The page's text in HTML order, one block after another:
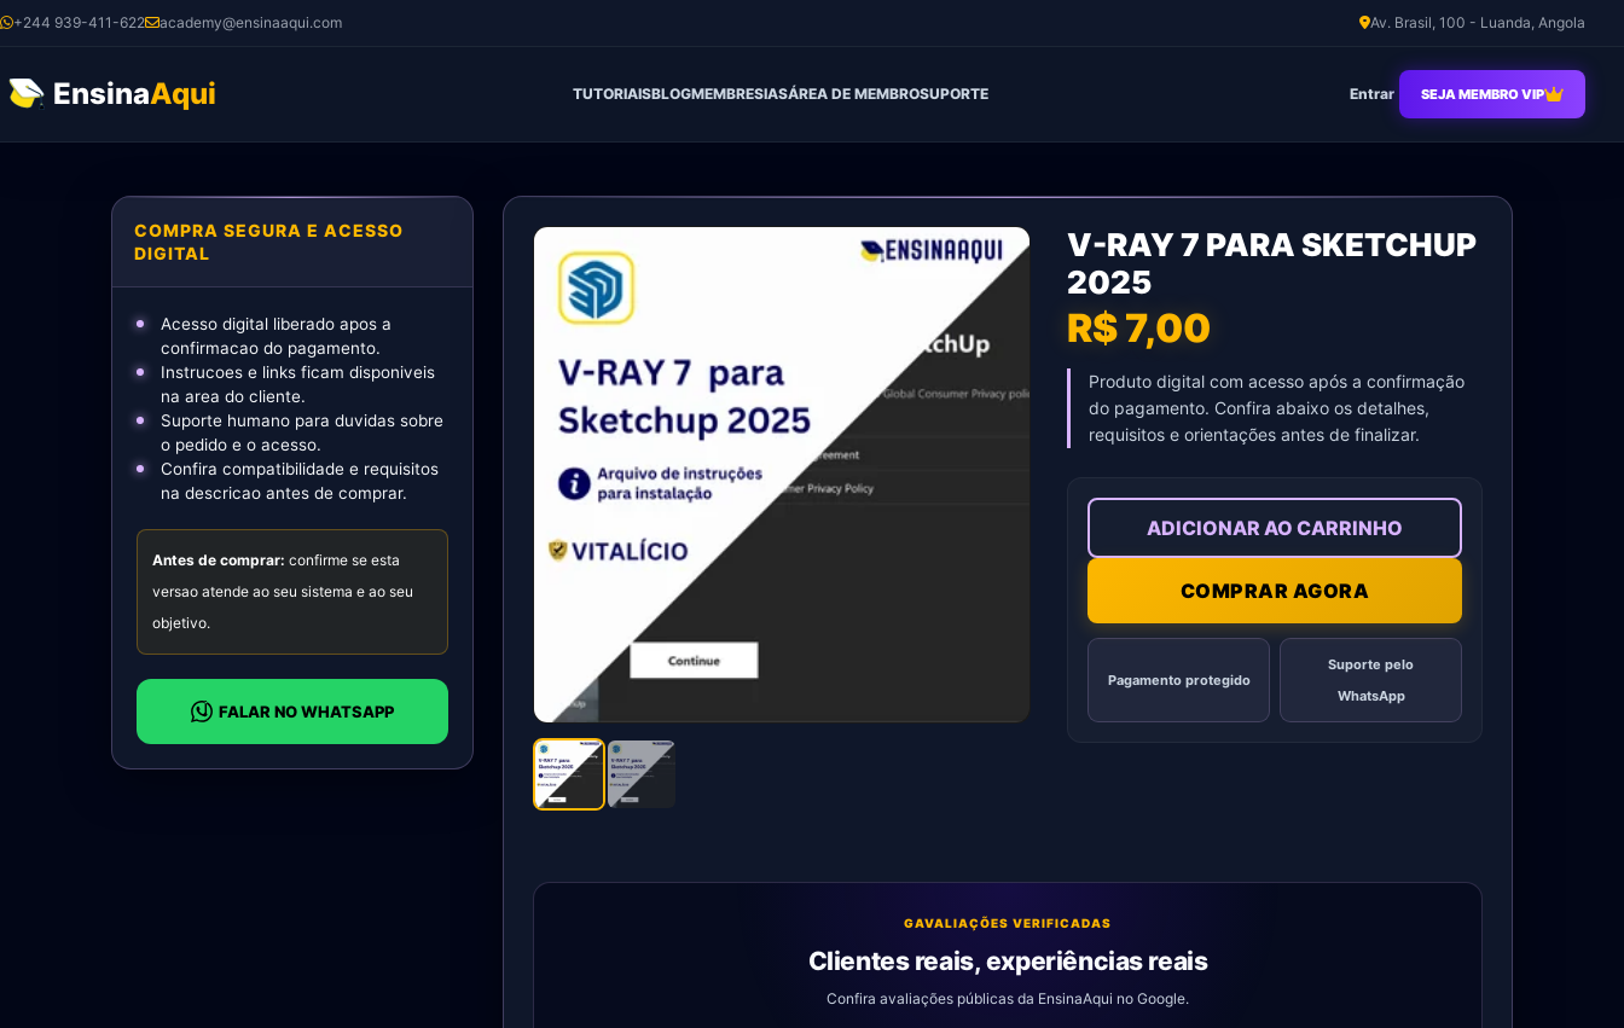
+244 939-411-622 academy@ensinaaqui.com Av. Brasil, 100 - Luanda, Angola
EnsinaAqui TUTORIAISBLOGMEMBRESIASÁREA DE MEMBROSUPORTE Entrar SEJA MEMBRO VIP
Ir
o
conteúdo
COMPRA SEGURA E ACESSO
DIGITAL
Acesso digital liberado apos a
confirmacao do pagamento.
Instrucoes e links ficam disponiveis
na area do cliente.
Suporte humano para duvidas sobre
o pedido e o acesso.
Confira compatibilidade e requisitos
na descricao antes de comprar.
Antes de comprar: confirme se esta
versao atende ao seu sistema e ao seu
objetivo.
FALAR NO WHATSAPP
V-RAY 7 PARA SKETCHUP
2025
R$ 7,00
Produto digital com acesso após a confirmação
do pagamento. Confira abaixo os detalhes,
requisitos e orientações antes de finalizar.
RAY
7
Para
Sketchup
2025
quantidade
ADICIONAR AO CARRINHO
COMPRAR AGORA
Pagamento protegido
Suporte pelo
WhatsApp
GAVALIAÇÕES VERIFICADAS
Clientes reais, experiências reais
Confira avaliações públicas da EnsinaAqui no Google.